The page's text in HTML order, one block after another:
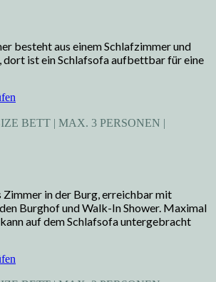
besteht aus einem Schlafzimmer und
dort ist ein Schlafsofa aufbettbar für eine
BETT | MAX. 3 PERSONEN |
in der Burg, erreichbar mit
Burghof und Walk-In Shower. Maximal
auf dem Schlafsofa untergebracht